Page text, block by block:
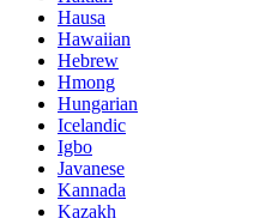
Hausa
Hawaiian
Hebrew
Hmong
Hungarian
Icelandic
Igbo
Javanese
Kannada
Kazakh